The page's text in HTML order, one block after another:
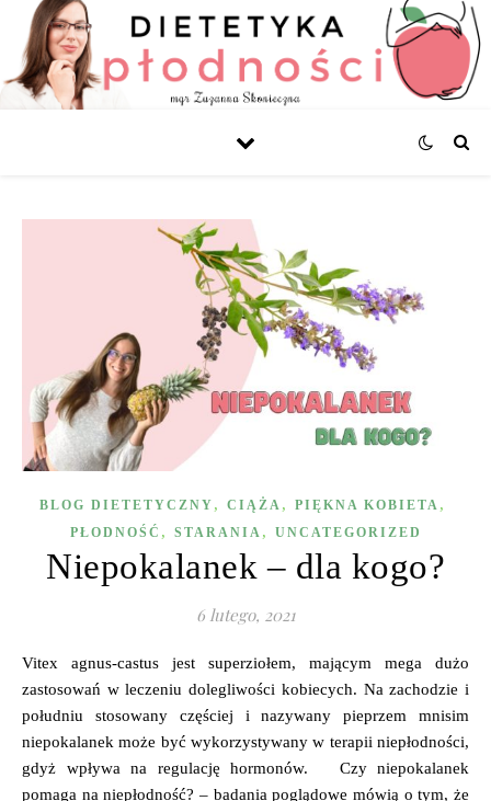
BLOG DIETETYCZNY , CIĄŻA , PIĘKNA KOBIETA ,
PŁODNOŚĆ , STARANIA , UNCATEGORIZED
Niepokalanek – dla kogo?
6 lutego, 2021
Vitex agnus-castus jest superziołem, mającym mega dużo
zastosowań w leczeniu dolegliwości kobiecych. Na zachodzie i
południu stosowany częściej i nazywany pieprzem mnisim
niepokalanek może być wykorzystywany w terapii niepłodności,
gdyż wpływa na regulację hormonów. Czy niepokalanek
pomaga na niepłodność? – badania poglądowe mówią o tym, że